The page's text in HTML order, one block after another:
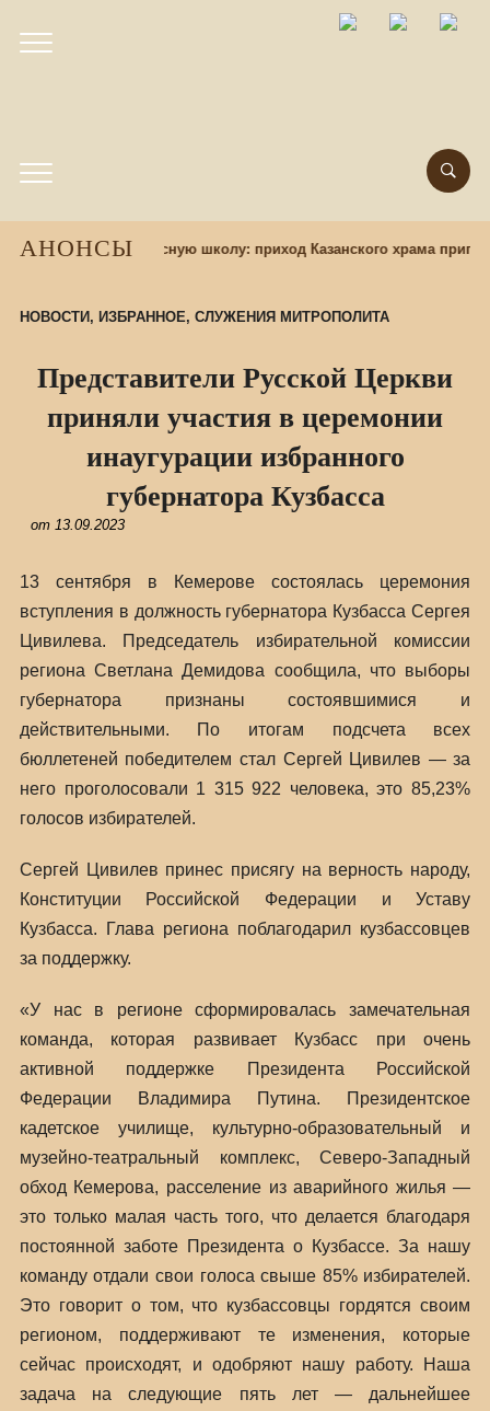
АНОНСЫ
учащихся в воскресную школу: приход Казанского храма
НОВОСТИ , ИЗБРАННОЕ, СЛУЖЕНИЯ МИТРОПОЛИТА
Представители Русской Церкви
приняли участия в церемонии
инаугурации избранного
губернатора Кузбасса
от 13.09.2023
13 сентября в Кемерове состоялась церемония
вступления в должность губернатора Кузбасса Сергея
Цивилева. Председатель избирательной комиссии
региона Светлана Демидова сообщила, что выборы
губернатора признаны состоявшимися и
действительными. По итогам подсчета всех
бюллетеней победителем стал Сергей Цивилев — за
него проголосовали 1 315 922 человека, это 85,23%
голосов избирателей.
Сергей Цивилев принес присягу на верность народу,
Конституции Российской Федерации и Уставу
Кузбасса. Глава региона поблагодарил кузбассовцев
за поддержку.
«У нас в регионе сформировалась замечательная
команда, которая развивает Кузбасс при очень
активной поддержке Президента Российской
Федерации Владимира Путина. Президентское
кадетское училище, культурно-образовательный и
музейно-театральный комплекс, Северо-Западный
обход Кемерова, расселение из аварийного жилья —
это только малая часть того, что делается благодаря
постоянной заботе Президента о Кузбассе. За нашу
команду отдали свои голоса свыше 85% избирателей.
Это говорит о том, что кузбассовцы гордятся своим
регионом, поддерживают те изменения, которые
сейчас происходят, и одобряют нашу работу. Наша
задача на следующие пять лет — дальнейшее